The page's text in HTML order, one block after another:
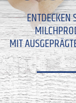
ENTDECKEN
MIT